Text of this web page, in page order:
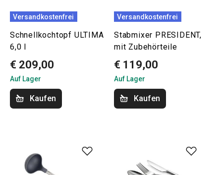
Versandkostenfrei
Schnellkochtopf ULTIMA
6,0 l
€ 209,00
Auf Lager
Kaufen
Versandkostenfrei
Stabmixer PRESIDENT,
mit Zubehörteile
€ 119,00
Auf Lager
Kaufen